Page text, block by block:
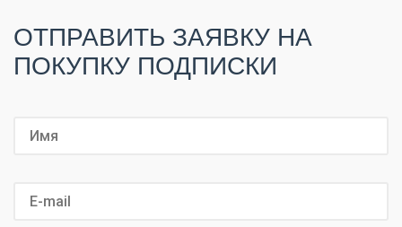
ОТПРАВИТЬ ЗАЯВКУ НА
ПОКУПКУ ПОДПИСКИ